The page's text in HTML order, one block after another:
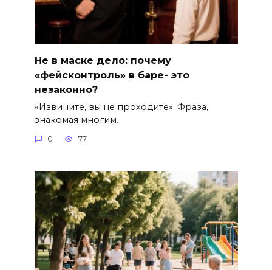
Не в маске дело: почему
«фейсконтроль» в баре- это
незаконно?
«Извините, вы не проходите». Фраза,
знакомая многим.
0 77